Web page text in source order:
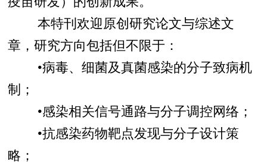
本特刊欢迎原创研究论文与综述文
章，研究方向包括但不限于：
•病毒、细菌及真菌感染的分子致病机
制；
•感染相关信号通路与分子调控网络；
•抗感染药物靶点发现与分子设计策
略；